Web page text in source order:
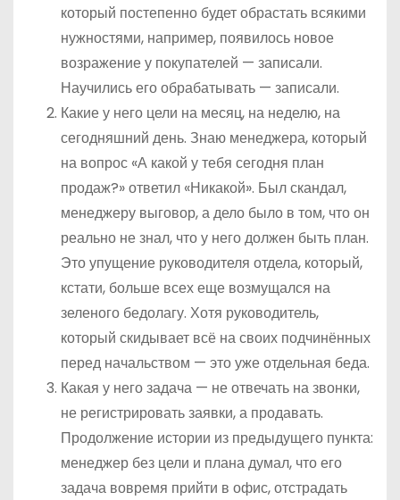
который постепенно будет обрастать всякими
нужностями, например, появилось новое
возражение у покупателей — записали.
Научились его обрабатывать — записали.
Какие у него цели на месяц, на неделю, на
сегодняшний день. Знаю менеджера, который
на вопрос «А какой у тебя сегодня план
продаж?» ответил «Никакой». Был скандал,
менеджеру выговор, а дело было в том, что он
реально не знал, что у него должен быть план.
Это упущение руководителя отдела, который,
кстати, больше всех еще возмущался на
зеленого бедолагу. Хотя руководитель,
который скидывает всё на своих подчинённых
перед начальством — это уже отдельная беда.
Какая у него задача — не отвечать на звонки,
не регистрировать заявки, а продавать.
Продолжение истории из предыдущего пункта:
менеджер без цели и плана думал, что его
задача вовремя прийти в офис, отстрадать